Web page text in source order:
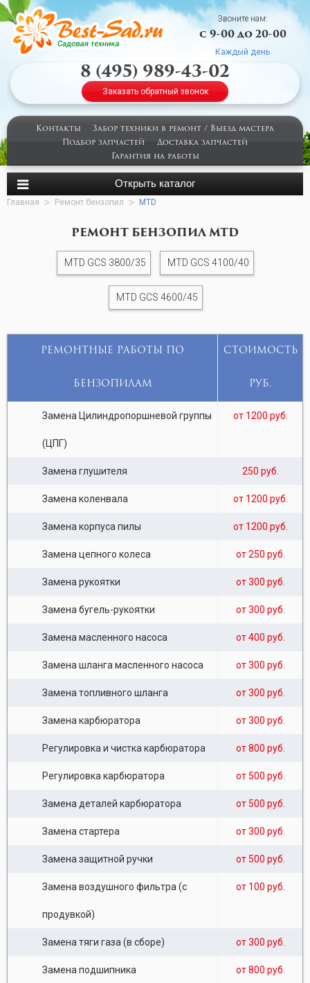
Звоните нам:
с 9-00 до 20-00
Каждый день
8 (495) 989-43-02
Заказать обратный звонок
Контакты
Забор техники в ремонт / Выезд мастера
Подбор запчастей
Доставка запчастей
Гарантия на работы
Главная Ремонт бензопил MTD
РЕМОНТ БЕНЗОПИЛ MTD
MTD GCS 3800/35 MTD GCS 4100/40
MTD GCS 4600/45
РЕМОНТНЫЕ РАБОТЫ ПО
БЕНЗОПИЛАМ
СТОИМОСТЬ
РУБ.
Замена Цилиндропоршневой группы
(ЦПГ)
от 1200 руб.
Замена глушителя 250 руб.
Замена коленвала от 1200 руб.
Замена корпуса пилы от 1200 руб.
Замена цепного колеса от 250 руб.
Замена рукоятки от 300 руб.
Замена бугель-рукоятки от 300 руб.
Замена масленного насоса от 400 руб.
Замена шланга масленного насоса от 300 руб.
Замена топливного шланга от 300 руб.
Замена карбюратора от 300 руб.
Регулировка и чистка карбюратора от 800 руб.
Регулировка карбюратора от 500 руб.
Замена деталей карбюратора от 500 руб.
Замена стартера от 300 руб.
Замена защитной ручки от 500 руб.
Замена воздушного фильтра (с
продувкой)
от 100 руб.
Замена тяги газа (в сборе) от 300 руб.
Замена подшипника от 800 руб.